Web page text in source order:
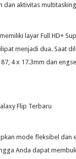
dan aktivitas
layar Full HD+
menjadi dua. Saat
4 x 17.3mm dan
mode fleksibel dan
Anda dapat